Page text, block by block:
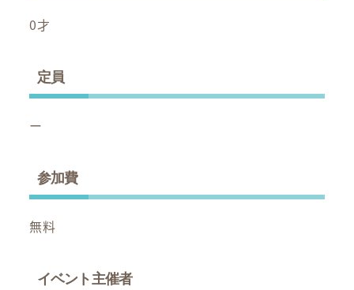
0才
定員
ー
参加費
無料
イベント主催者